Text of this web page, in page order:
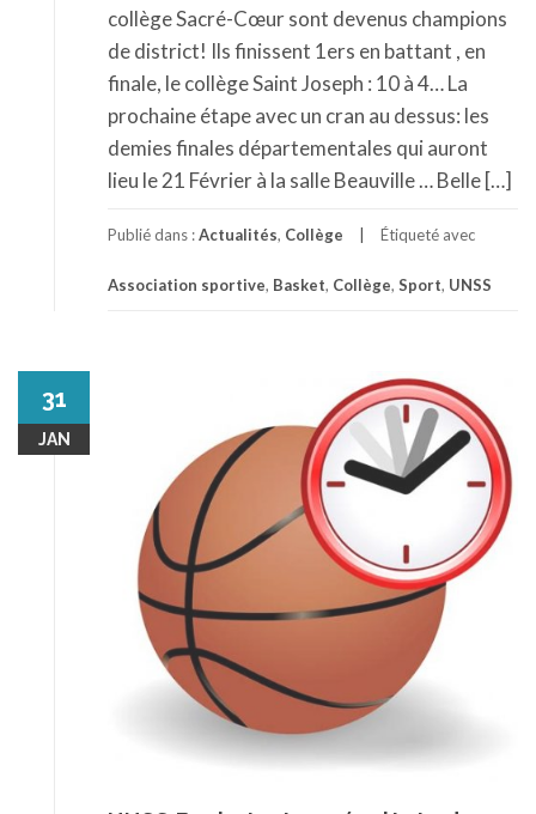
collège Sacré-Cœur sont devenus champions
de district! Ils finissent 1ers en battant , en
finale, le collège Saint Joseph : 10 à 4… La
prochaine étape avec un cran au dessus: les
demies finales départementales qui auront
lieu le 21 Février à la salle Beauville … Belle […]
Publié dans :Actualités, Collège Étiqueté avec
Association sportive, Basket, Collège, Sport, UNSS
31
JAN